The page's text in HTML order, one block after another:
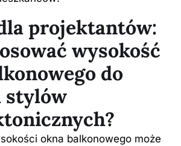
projektantów:
wysokość
do
stylów
okna balkonowego może